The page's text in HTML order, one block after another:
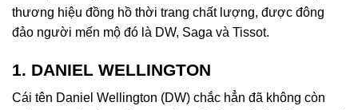
thương hiệu đồng hồ thời trang chất lượng, được đông
đảo người mến mộ đó là DW, Saga và Tissot.
1. DANIEL WELLINGTON
Cái tên Daniel Wellington (DW) chắc hẳn đã không còn